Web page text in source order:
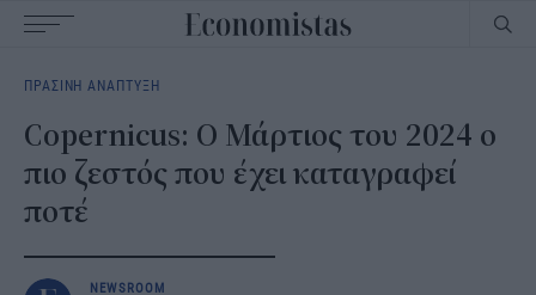
navigation
ΠΡΑΣΙΝΗ ΑΝΑΠΤΥΞΗ
Copernicus: Ο Μάρτιος του 2024 ο
πιο ζεστός που έχει καταγραφεί
ποτέ
NEWSROOM